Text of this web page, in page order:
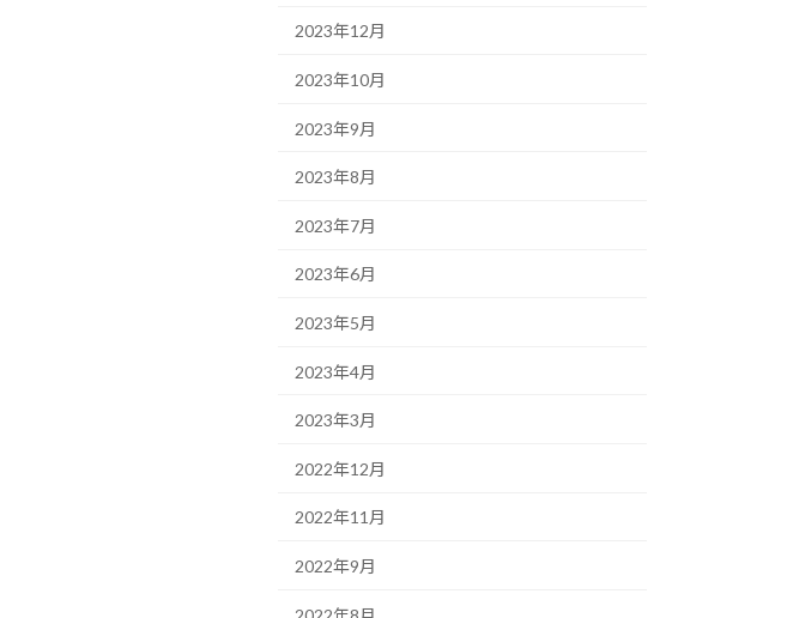
2023年12月
2023年10月
2023年9月
2023年8月
2023年7月
2023年6月
2023年5月
2023年4月
2023年3月
2022年12月
2022年11月
2022年9月